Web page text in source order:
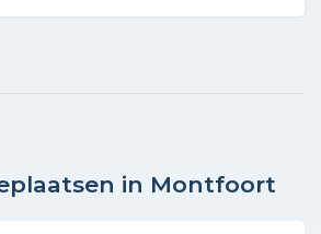
in Montfoort